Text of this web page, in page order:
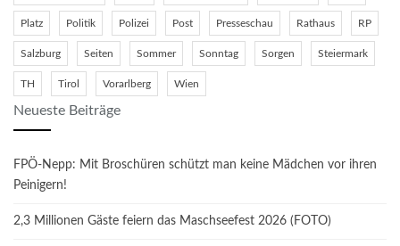
Platz Politik Polizei Post Presseschau Rathaus RP
Salzburg Seiten Sommer Sonntag Sorgen Steiermark
TH Tirol Vorarlberg Wien
Neueste Beiträge
FPÖ-Nepp: Mit Broschüren schützt man keine Mädchen vor ihren
Peinigern!
2,3 Millionen Gäste feiern das Maschseefest 2026 (FOTO)